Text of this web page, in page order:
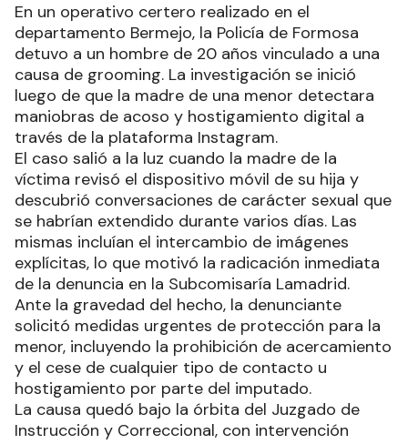
En un operativo certero realizado en el
departamento Bermejo, la Policía de Formosa
detuvo a un hombre de 20 años vinculado a una
causa de grooming. La investigación se inició
luego de que la madre de una menor detectara
maniobras de acoso y hostigamiento digital a
través de la plataforma Instagram.
El caso salió a la luz cuando la madre de la
víctima revisó el dispositivo móvil de su hija y
descubrió conversaciones de carácter sexual que
se habrían extendido durante varios días. Las
mismas incluían el intercambio de imágenes
explícitas, lo que motivó la radicación inmediata
de la denuncia en la Subcomisaría Lamadrid.
Ante la gravedad del hecho, la denunciante
solicitó medidas urgentes de protección para la
menor, incluyendo la prohibición de acercamiento
y el cese de cualquier tipo de contacto u
hostigamiento por parte del imputado.
La causa quedó bajo la órbita del Juzgado de
Instrucción y Correccional, con intervención